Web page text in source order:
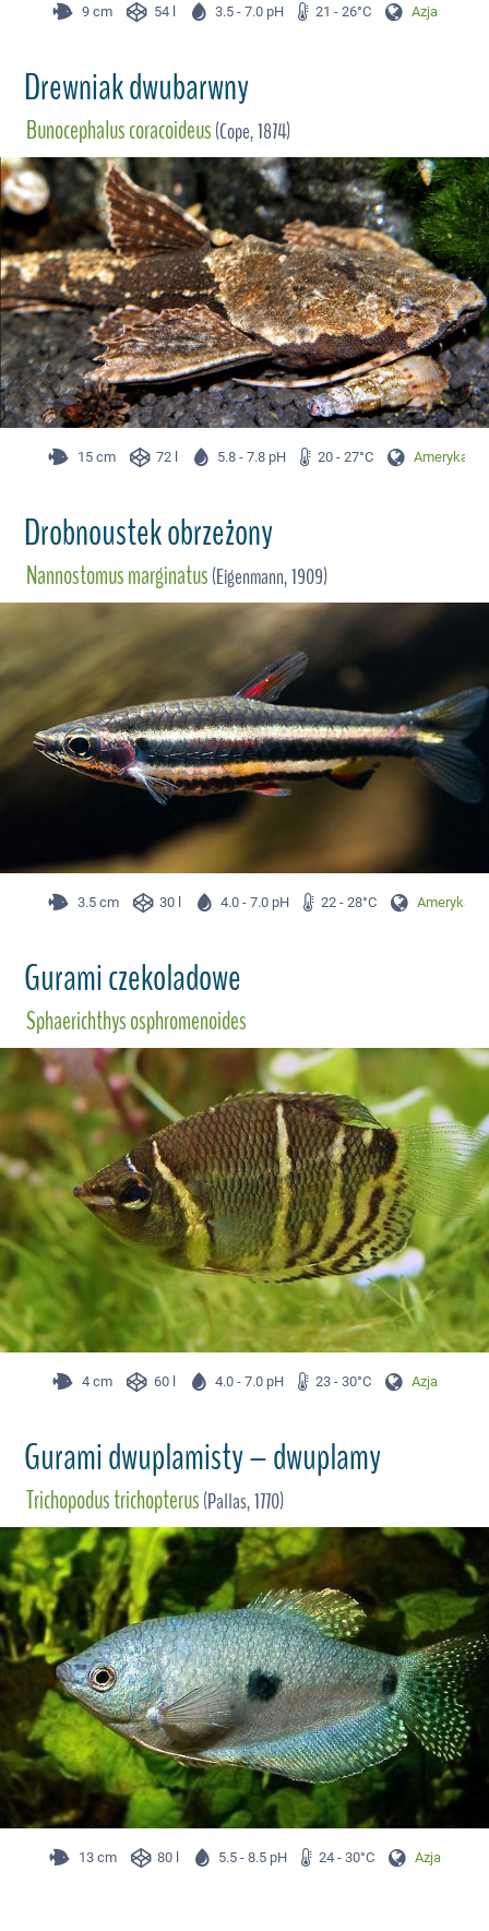
9 cm 54 l 3.5 - 7.0 pH 21 - 26°C Azja
Drewniak dwubarwny
Bunocephalus coracoideus(Cope, 1874)
15 cm 72 l 5.8 - 7.8 pH 20 - 27°C Ameryka
Drobnoustek obrzeżony
Nannostomus marginatus(Eigenmann, 1909)
3.5 cm 30 l 4.0 - 7.0 pH 22 - 28°C Ameryka
Gurami czekoladowe
Sphaerichthys osphromenoides
4 cm 60 l 4.0 - 7.0 pH 23 - 30°C Azja
Gurami dwuplamisty – dwuplamy
Trichopodus trichopterus(Pallas, 1770)
13 cm 80 l 5.5 - 8.5 pH 24 - 30°C Azja